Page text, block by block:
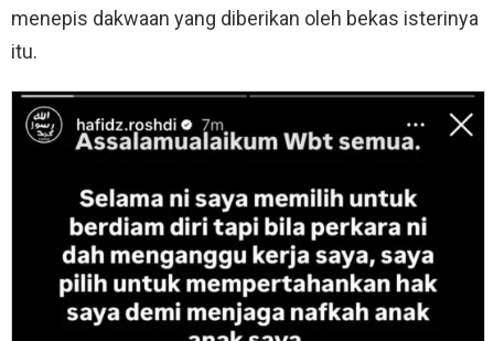
menepis dakwaan yang diberikan oleh bekas isterinya
itu.